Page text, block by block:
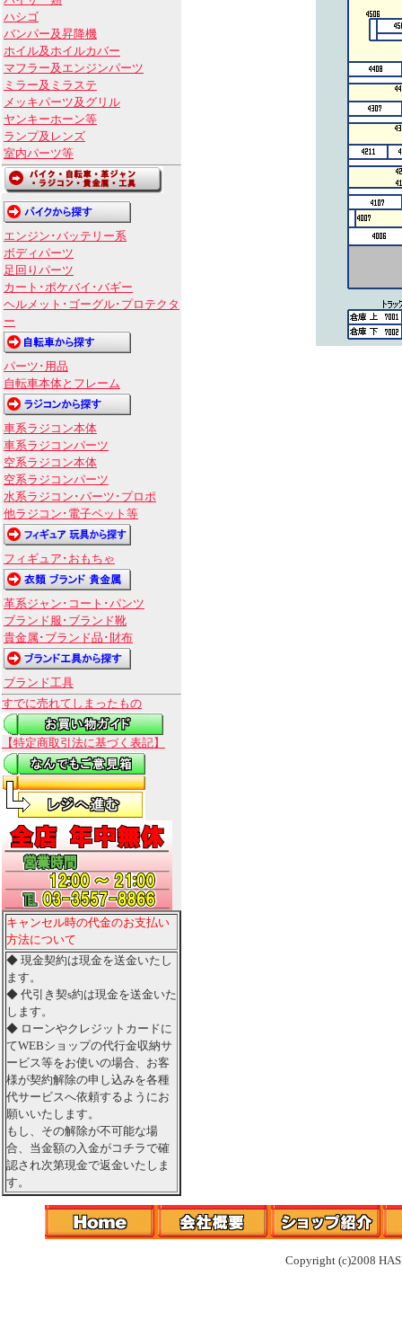
ハシゴ
バンパー及昇降機
ホイル及ホイルカバー
マフラー及エンジンパーツ
ミラー及ミラステ
メッキパーツ及グリル
ヤンキーホーン等
ランプ及レンズ
室内パーツ等
エンジン･バッテリー系
ボディパーツ
足回りパーツ
カート･ポケバイ･バギー
ヘルメット･ゴーグル･プロテクタ
ー
パーツ･用品
自転車本体とフレーム
車系ラジコン本体
車系ラジコンパーツ
空系ラジコン本体
空系ラジコンパーツ
水系ラジコン･パーツ･プロポ
他ラジコン･電子ペット等
フィギュア･おもちゃ
革系ジャン･コート･パンツ
ブランド服･ブランド靴
貴金属･ブランド品･財布
ブランド工具
すでに売れてしまったもの
【特定商取引法に基づく表記】
キャンセル時の代金のお支払い
方法について
◆ 現金契約は現金を送金いたし
ます。
◆ 代引き契s約は現金を送金いた
します。
◆ ローンやクレジットカードに
てWEBショップの代行金収納サ
ービス等をお使いの場合、お客
様が契約解除の申し込みを各種
代サービスへ依頼するようにお
願いいたします。
もし、その解除が不可能な場
合、当金額の入金がコチラで確
認され次第現金で返金いたしま
す。
Copyright (c)2008